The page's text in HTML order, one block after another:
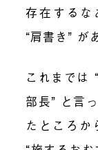
存在するな
“肩書き” が
これまでは
部長” と言
たところか